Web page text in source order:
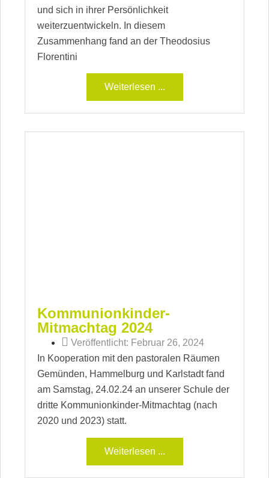
und sich in ihrer Persönlichkeit
weiterzuentwickeln. In diesem
Zusammenhang fand an der Theodosius
Florentini
Weiterlesen ...
Kommunionkinder-
Mitmachtag 2024
Veröffentlicht: Februar 26, 2024
In Kooperation mit den pastoralen Räumen
Gemünden, Hammelburg und Karlstadt fand
am Samstag, 24.02.24 an unserer Schule der
dritte Kommunionkinder-Mitmachtag (nach
2020 und 2023) statt.
Weiterlesen ...